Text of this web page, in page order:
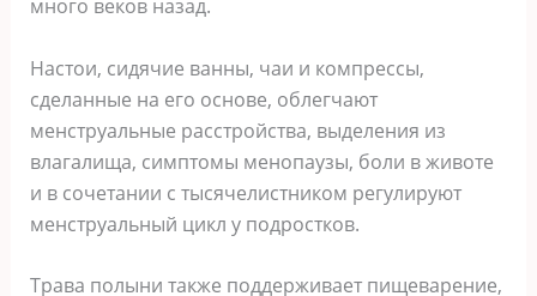
много веков назад.
Настои, сидячие ванны, чаи и компрессы,
сделанные на его основе, облегчают
менструальные расстройства, выделения из
влагалища, симптомы менопаузы, боли в животе
и в сочетании с тысячелистником регулируют
менструальный цикл у подростков.
Трава полыни также поддерживает пищеварение,